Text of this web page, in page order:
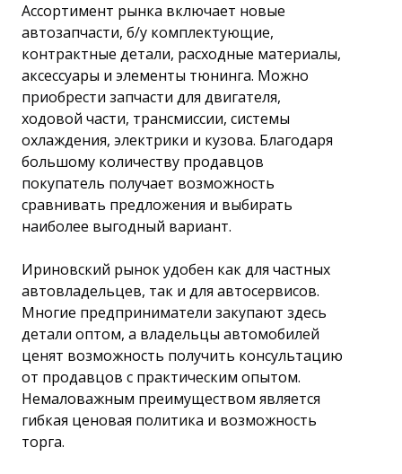
Ассортимент рынка включает новые
автозапчасти, б/у комплектующие,
контрактные детали, расходные материалы,
аксессуары и элементы тюнинга. Можно
приобрести запчасти для двигателя,
ходовой части, трансмиссии, системы
охлаждения, электрики и кузова. Благодаря
большому количеству продавцов
покупатель получает возможность
сравнивать предложения и выбирать
наиболее выгодный вариант.
Ириновский рынок удобен как для частных
автовладельцев, так и для автосервисов.
Многие предприниматели закупают здесь
детали оптом, а владельцы автомобилей
ценят возможность получить консультацию
от продавцов с практическим опытом.
Немаловажным преимуществом является
гибкая ценовая политика и возможность
торга.